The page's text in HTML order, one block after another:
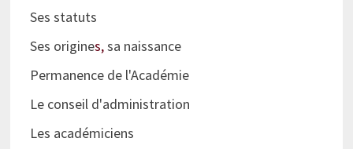
Ses statuts
Ses origines,sa naissance
Permanence de l'Académie
Le conseil d'administration
Les académiciens